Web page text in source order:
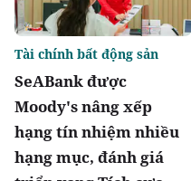
SeABank được
Moody's nâng xếp
hạng tín nhiệm nhiều
hạng mục, đánh giá
Tài chính bất động sản